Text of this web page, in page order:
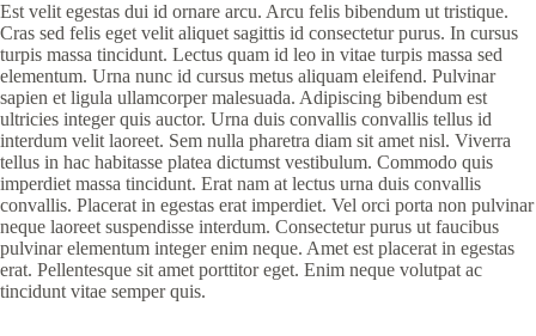
Est velit egestas dui id ornare arcu. Arcu felis bibendum ut tristique.
Cras sed felis eget velit aliquet sagittis id consectetur purus. In cursus
turpis massa tincidunt. Lectus quam id leo in vitae turpis massa sed
elementum. Urna nunc id cursus metus aliquam eleifend. Pulvinar
sapien et ligula ullamcorper malesuada. Adipiscing bibendum est
ultricies integer quis auctor. Urna duis convallis convallis tellus id
interdum velit laoreet. Sem nulla pharetra diam sit amet nisl. Viverra
tellus in hac habitasse platea dictumst vestibulum. Commodo quis
imperdiet massa tincidunt. Erat nam at lectus urna duis convallis
convallis. Placerat in egestas erat imperdiet. Vel orci porta non pulvinar
neque laoreet suspendisse interdum. Consectetur purus ut faucibus
pulvinar elementum integer enim neque. Amet est placerat in egestas
erat. Pellentesque sit amet porttitor eget. Enim neque volutpat ac
tincidunt vitae semper quis.